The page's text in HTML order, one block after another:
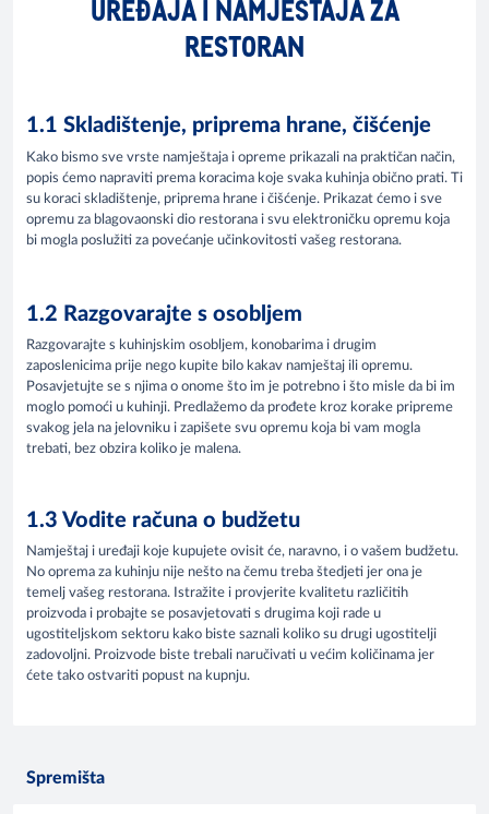
UREĐAJA I NAMJEŠTAJA ZA
RESTORAN
1.1 Skladištenje, priprema hrane, čišćenje
Kako bismo sve vrste namještaja i opreme prikazali na praktičan način,
popis ćemo napraviti prema koracima koje svaka kuhinja obično prati. Ti
su koraci skladištenje, priprema hrane i čišćenje. Prikazat ćemo i sve
opremu za blagovaonski dio restorana i svu elektroničku opremu koja
bi mogla poslužiti za povećanje učinkovitosti vašeg restorana.
1.2 Razgovarajte s osobljem
Razgovarajte s kuhinjskim osobljem, konobarima i drugim
zaposlenicima prije nego kupite bilo kakav namještaj ili opremu.
Posavjetujte se s njima o onome što im je potrebno i što misle da bi im
moglo pomoći u kuhinji. Predlažemo da prođete kroz korake pripreme
svakog jela na jelovniku i zapišete svu opremu koja bi vam mogla
trebati, bez obzira koliko je malena.
1.3 Vodite računa o budžetu
Namještaj i uređaji koje kupujete ovisit će, naravno, i o vašem budžetu.
No oprema za kuhinju nije nešto na čemu treba štedjeti jer ona je
temelj vašeg restorana. Istražite i provjerite kvalitetu različitih
proizvoda i probajte se posavjetovati s drugima koji rade u
ugostiteljskom sektoru kako biste saznali koliko su drugi ugostitelji
zadovoljni. Proizvode biste trebali naručivati u većim količinama jer
ćete tako ostvariti popust na kupnju.
Spremišta